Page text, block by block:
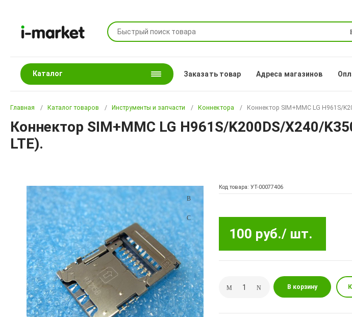
Каталог Заказать товар Адреса магазинов
Главная Каталог товаров Инструменты и запчасти Коннектора Коннектор SIM+MMC LG H961S/
Коннектор SIM+MMC LG H961S/K200DS/X240/
LTE).
Код товара: УТ-00077406
100 руб./ шт.
В корзину